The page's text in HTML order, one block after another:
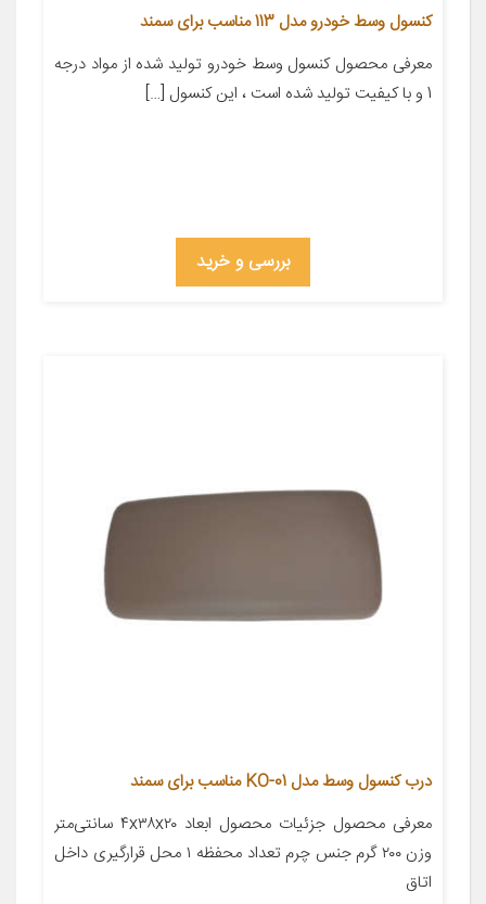
کنسول وسط خودرو مدل 113 مناسب برای سمند
معرفی محصول کنسول وسط خودرو تولید شده از مواد درجه
1 و با کیفیت تولید شده است ، این کنسول […]
بررسی و خرید
درب کنسول وسط مدل KO-01 مناسب برای سمند
معرفی محصول جزئیات محصول ابعاد ۴x۳۸x۲۰ سانتی‌متر
وزن ۲۰۰ گرم جنس چرم تعداد محفظه ۱ محل قرارگیری داخل
اتاق